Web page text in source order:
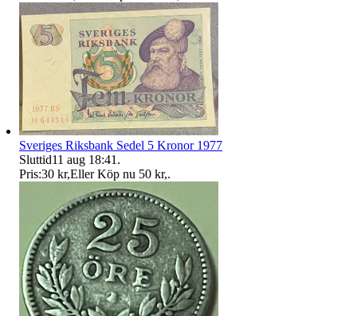
Sveriges Riksbank Sedel 5 Kronor 1977
Sluttid11 aug 18:41 .
Pris:30 kr,Eller Köp nu 50 kr,.